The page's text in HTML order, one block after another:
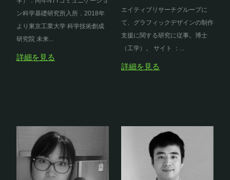
ン科学基礎研究所入所．2018年
より東京工業大学 科学技術創成
研究院 未来...
詳細を見る
エイティブリサーチグループに
て、グラフィックデザインの制作
支援に関する研究に従事。博士
（工学）。 サイト ：...
詳細を見る